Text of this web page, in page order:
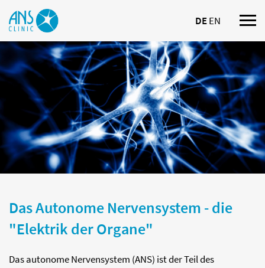
DEEN
Das Autonome Nervensystem - die
"Elektrik der Organe"
Das autonome Nervensystem (ANS) ist der Teil des